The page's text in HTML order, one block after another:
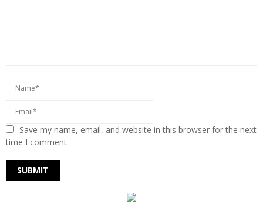
Save my name, email, and website in this browser for the next
time I comment.